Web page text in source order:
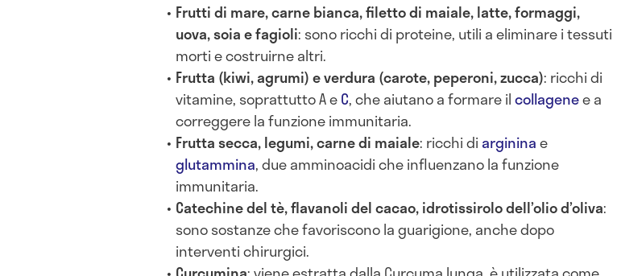
Frutti di mare, carne bianca, filetto di maiale, latte, formaggi,
uova, soia e fagioli: sono ricchi di proteine, utili a eliminare i tessuti
morti e costruirne altri.
Frutta (kiwi, agrumi) e verdura (carote, peperoni, zucca): ricchi di
vitamine, soprattutto A eC, che aiutano a formare ilcollagenee a
correggere la funzione immunitaria.
Frutta secca, legumi, carne di maiale: ricchi di argininae
glutammina, due amminoacidi che influenzano la funzione
immunitaria.
Catechine del tè, flavanoli del cacao, idrotissirolo dell’olio d’oliva:
sono sostanze che favoriscono la guarigione, anche dopo
interventi chirurgici.